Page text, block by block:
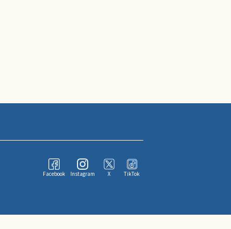
Facebook Instagram X TikTok